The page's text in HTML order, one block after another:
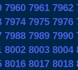
7960 7961 7962
7974 7975 7976
7988 7989 7990
8002 8003 8004
8016 8017 8018